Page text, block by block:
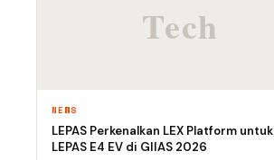
NEWS
LEPAS Perkenalkan LEX Platform untuk
LEPAS E4 EV di GIIAS 2026